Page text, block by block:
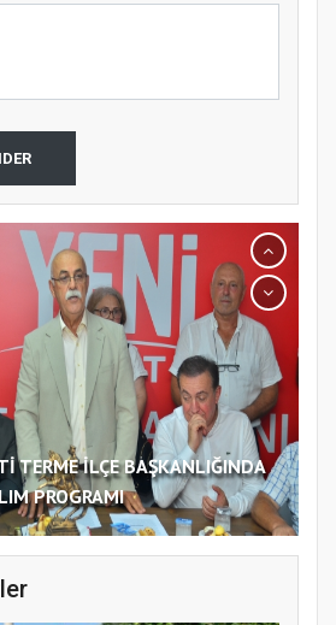
TERME İLÇE BAŞKANLIĞINDA
PROGRAMI